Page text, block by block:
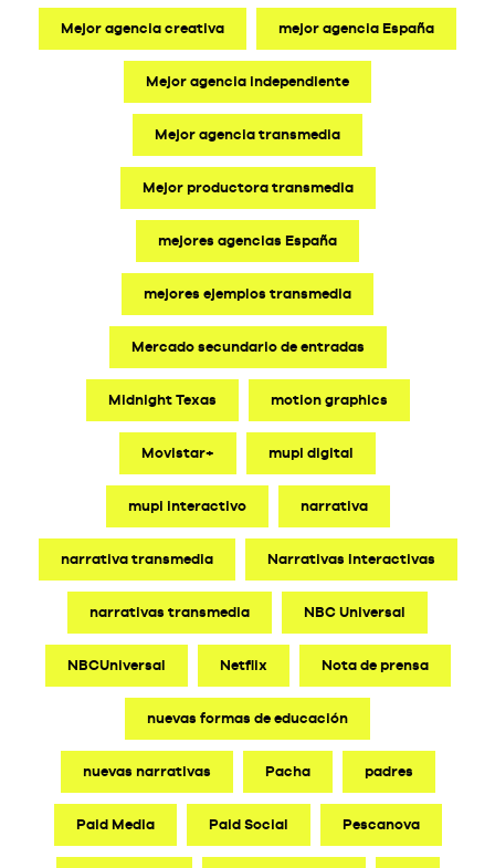
Mejor agencia creativa mejor agencia España
Mejor agencia independiente
Mejor agencia transmedia
Mejor productora transmedia
mejores agencias España
mejores ejemplos transmedia
Mercado secundario de entradas
Midnight Texas motion graphics
Movistar+ mupi digital
mupi interactivo narrativa
narrativa transmedia Narrativas Interactivas
narrativas transmedia NBC Universal
NBCUniversal Netflix Nota de prensa
nuevas formas de educación
nuevas narrativas Pacha padres
Paid Media Paid Social Pescanova